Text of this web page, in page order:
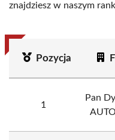
znajdziesz w naszym
Pozycja
1
Pan